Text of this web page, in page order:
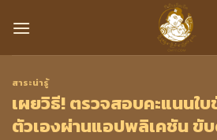
สาระน่ารู้
เผยวิธี! ตรวจสอบคะแนนใ
ตัวเองผ่านแอปพลิเคชัน ขับ